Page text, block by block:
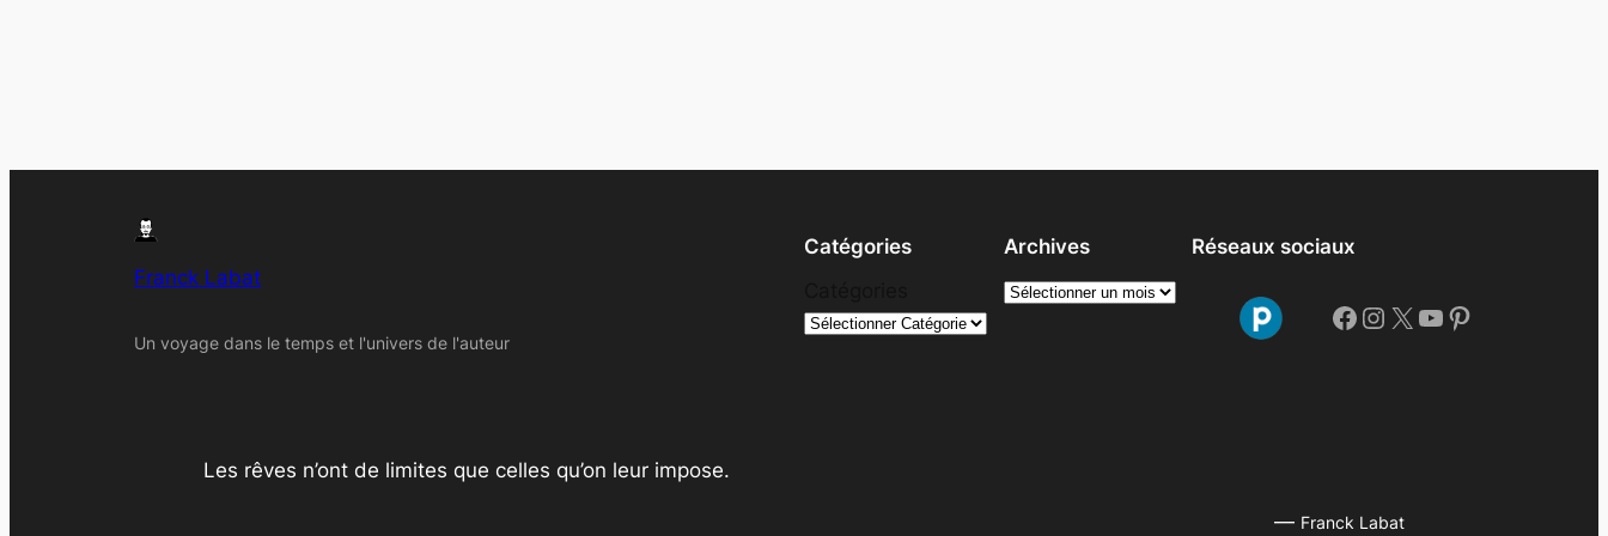
Franck Labat
Un voyage dans le temps et l'univers de l'auteur
Catégories
Archives
A
Réseaux sociaux
Facebook Instagram X YouTube Pinterest
Les rêves n’ont de limites que celles qu’on leur impose.
— Franck Labat